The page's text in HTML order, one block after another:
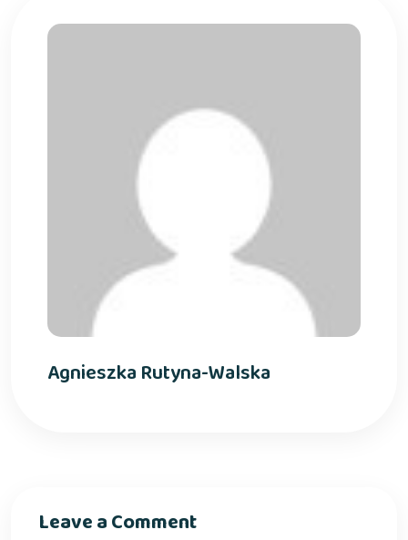
Agnieszka Rutyna-Walska
Leave a Comment